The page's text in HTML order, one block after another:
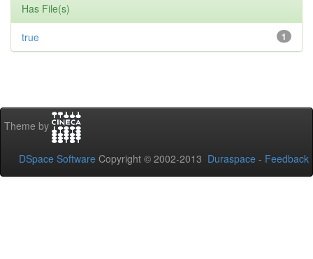
Has File(s)
1
true
Theme by
DSpace Software Copyright © 2002-2013 Duraspace - Feedback